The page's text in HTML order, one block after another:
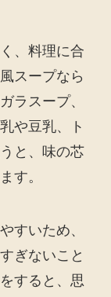
、料理に合
スープなら
ラスープ、
や豆乳、ト
と、味の芯
す。
すいため、
ぎないこと
すると、思